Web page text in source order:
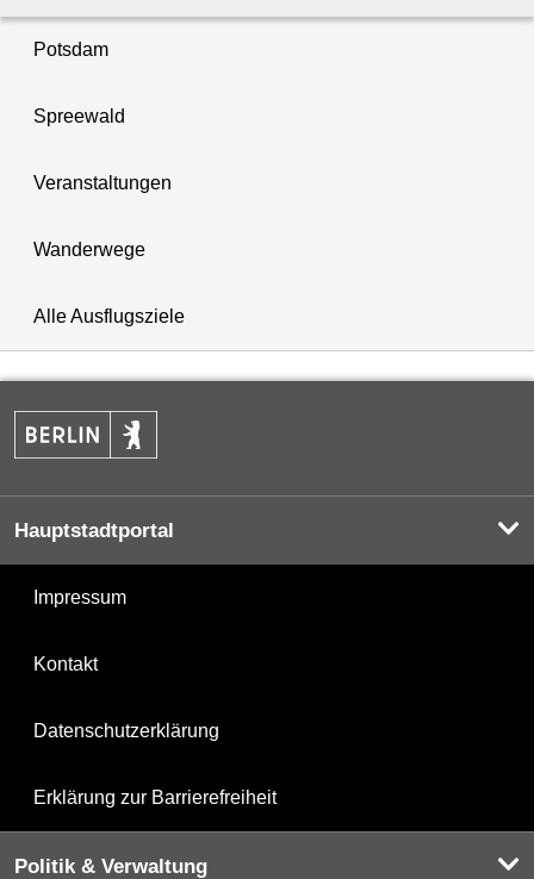
Potsdam
Spreewald
Veranstaltungen
Wanderwege
Alle Ausflugsziele
Hauptstadtportal
Impressum
Kontakt
Datenschutzerklärung
Erklärung zur Barrierefreiheit
Politik & Verwaltung